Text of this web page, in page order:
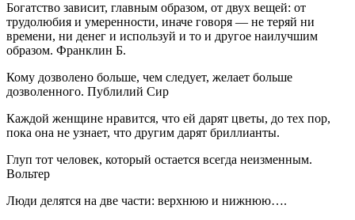
Богатство зависит, главным образом, от двух вещей: от
трудолюбия и умеренности, иначе говоря — не теряй ни
времени, ни денег и используй и то и другое наилучшим
образом. Франклин Б.
Кому дозволено больше, чем следует, желает больше
дозволенного. Публилий Сир
Каждой женщине нравится, что ей дарят цветы, до тех пор,
пока она не узнает, что другим дарят бриллианты.
Глуп тот человек, который остается всегда неизменным.
Вольтер
Люди делятся на две части: верхнюю и нижнюю….